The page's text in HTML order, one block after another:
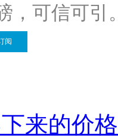
，可信可引
阅
来的价